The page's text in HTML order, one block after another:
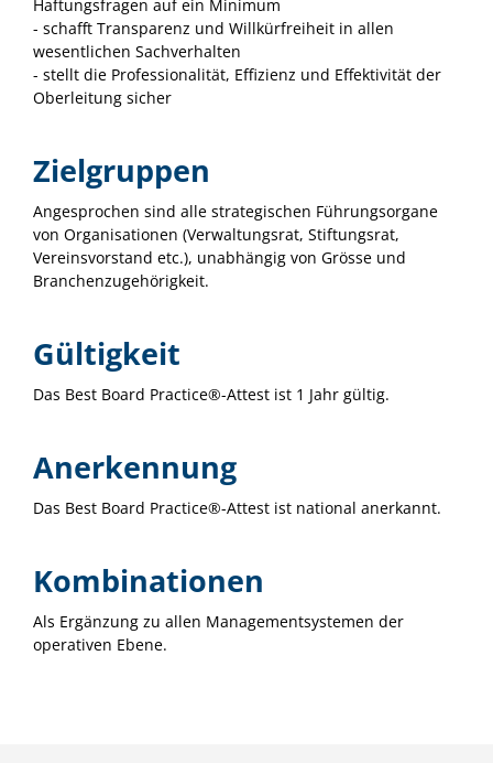
Haftungsfragen auf ein Minimum
- schafft Transparenz und Willkürfreiheit in allen
wesentlichen Sachverhalten
- stellt die Professionalität, Effizienz und Effektivität der
Oberleitung sicher
Zielgruppen
Angesprochen sind alle strategischen Führungsorgane
von Organisationen (Verwaltungsrat, Stiftungsrat,
Vereinsvorstand etc.), unabhängig von Grösse und
Branchenzugehörigkeit.
Gültigkeit
Das Best Board Practice®-Attest ist 1 Jahr gültig.
Anerkennung
Das Best Board Practice®-Attest ist national anerkannt.
Kombinationen
Als Ergänzung zu allen Managementsystemen der
operativen Ebene.